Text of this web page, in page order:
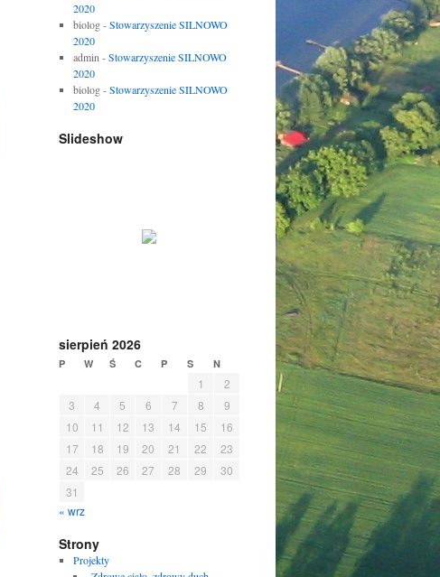
2020
biolog-Stowarzyszenie SILNOWO
2020
admin -Stowarzyszenie SILNOWO
2020
biolog-Stowarzyszenie SILNOWO
2020
Slideshow
sierpień 2026
P W Ś C P S N
« wrz
1
2
3
4 5 6 7 8
9
10
11 12 13 14 15
16
17
18 19 20 21 22
23
24
25 26 27 28 29
30
31
Strony
Projekty